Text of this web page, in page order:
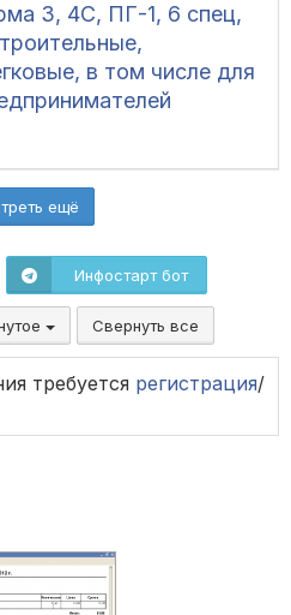
3, 4С, ПГ-1, 6 спец,
в том числе для
ещё
Инфостарт бот
Свернуть все
требуется регистрация/